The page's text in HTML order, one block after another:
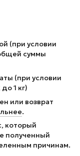
(при условии
суммы
(при условии
1 кг)
или возврат
.
который
полученный
причинам.